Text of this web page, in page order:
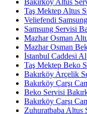
Bakırköy Altus
Taş Mektep Altus
Veliefendi
Samsung Servisi
Mazhar Osman
Mazhar Osman
İstanbul Caddesi
Taş Mektep Beko
Bakırköy Arçelik
Bakırköy Çarşı
Beko Servisi
Bakırköy Çarşı
Zuhuratbaba Altus